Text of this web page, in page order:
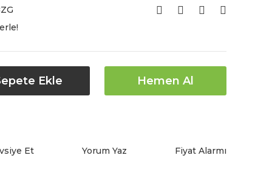
Ekle Hemen Al
Et Yorum Yaz Fiyat Alarmı